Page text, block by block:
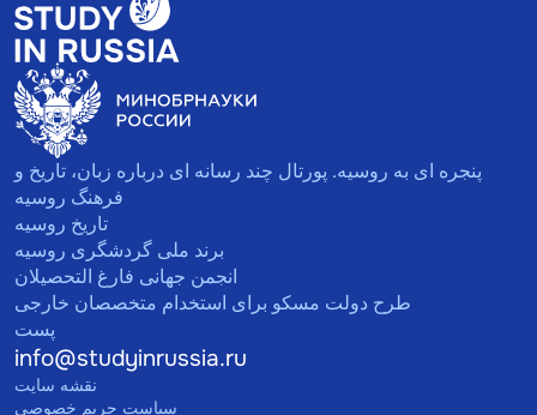
پنجره ای به روسیه. پورتال چند رسانه ای درباره زبان، تاریخ و
فرهنگ روسیه
تاریخ روسیه
برند ملی گردشگری روسیه
انجمن جهانی فارغ التحصیلان
طرح دولت مسکو برای استخدام متخصصان خارجی
پست
info@studyinrussia.ru
نقشه سایت
سیاست حریم خصوصی